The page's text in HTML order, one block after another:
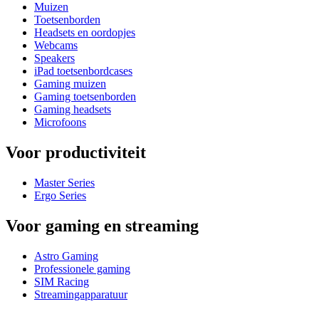
Muizen
Toetsenborden
Headsets en oordopjes
Webcams
Speakers
iPad toetsenbordcases
Gaming muizen
Gaming toetsenborden
Gaming headsets
Microfoons
Voor productiviteit
Master Series
Ergo Series
Voor gaming en streaming
Astro Gaming
Professionele gaming
SIM Racing
Streamingapparatuur